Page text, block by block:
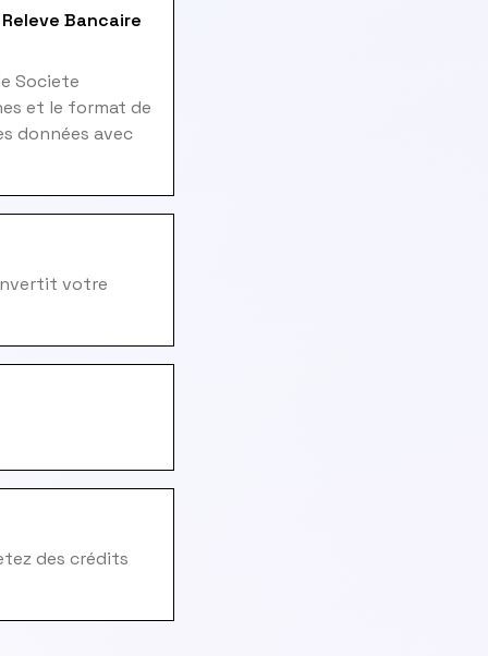
Bancaire
Societe
et le format de
données avec
votre
des crédits